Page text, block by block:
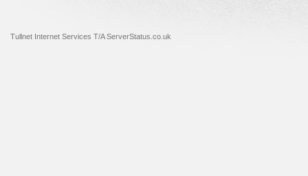
Tullnet Internet Services T/A ServerStatus.co.uk